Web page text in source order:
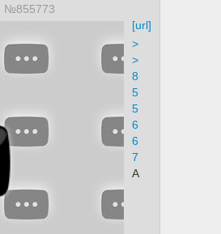
№855773
[url]
>
>
8
5
5
6
6
7
А